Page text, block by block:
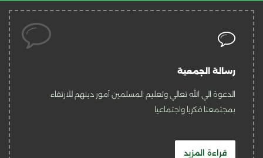
رسالة الجمعية
الدعوة الي الله تعالي وتعليم المسلمين أمور دينهم للارتقاء
بمجتمعنا فكريا واجتماعيا
قراءة المزيد